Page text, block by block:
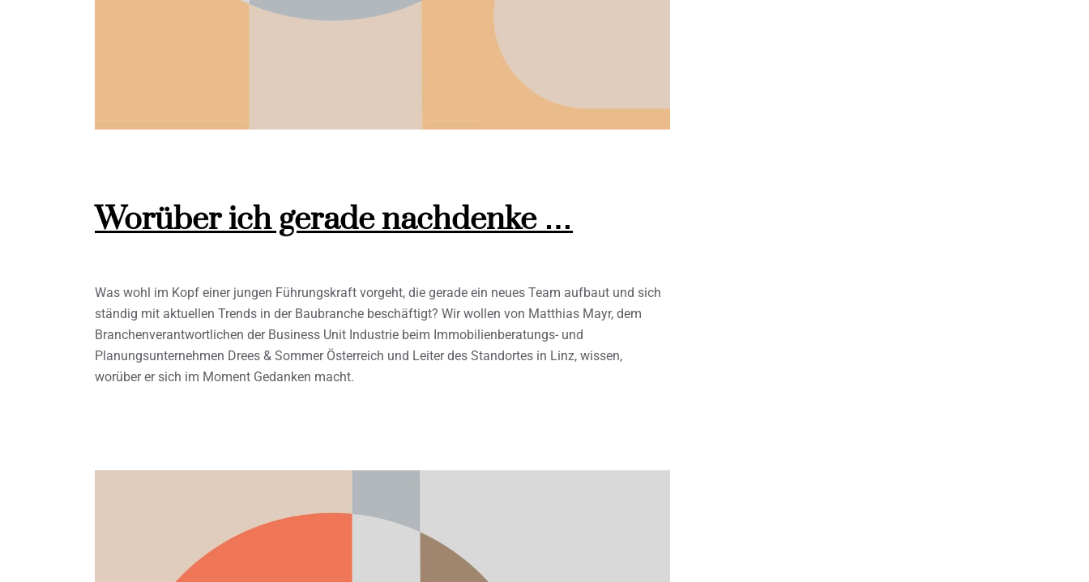
Worüber ich gerade nachdenke …
Was wohl im Kopf einer jungen Führungskraft vorgeht, die gerade ein neues Team aufbaut und sich
ständig mit aktuellen Trends in der Baubranche beschäftigt? Wir wollen von Matthias Mayr, dem
Branchenverantwortlichen der Business Unit Industrie beim Immobilienberatungs- und
Planungsunternehmen Drees & Sommer Österreich und Leiter des Standortes in Linz, wissen,
worüber er sich im Moment Gedanken macht.